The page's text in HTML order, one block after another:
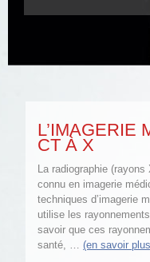
L’IMAGERIE
CT À X
La radiographie
connu en imagerie
techniques d’imagerie
utilise les
savoir que ces
santé, … (en savoir